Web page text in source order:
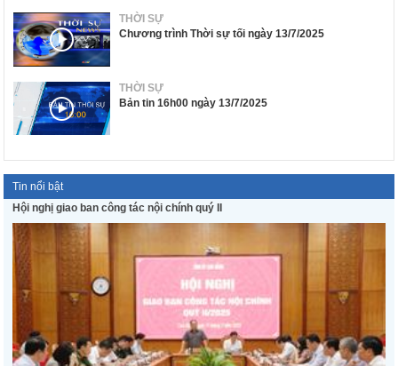
THỜI SỰ
Chương trình Thời sự tối ngày 13/7/2025
THỜI SỰ
Bản tin 16h00 ngày 13/7/2025
Tin nổi bật
Hội nghị giao ban công tác nội chính quý II